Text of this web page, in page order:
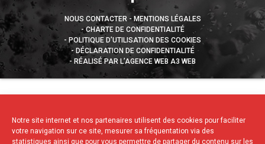
Notre site internet et nos partenaires utilisent des cookies pour faciliter
votre navigation sur ce site, mesurer sa fréquentation via des
statistiques ainsi que pour vous permettre de partager du contenu sur les
NOUS CONTACTER
MENTIONS LÉGALES
CHARTE DE CONFIDENTIALITÉ
POLITIQUE D’UTILISATION DES COOKIES
DÉCLARATION DE CONFIDENTIALITÉ
RÉALISÉ PAR L’AGENCE WEB A3 WEB